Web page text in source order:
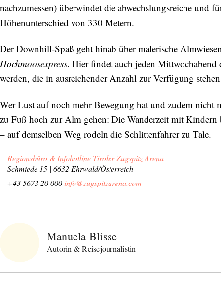
nachzumessen) überwindet die abwechslungsreiche und
Höhenunterschied von 330 Metern.
Der Downhill-Spaß geht hinab über malerische
Hochmoosexpress. Hier findet auch jeden Mittwochabend
werden, die in ausreichender Anzahl zur Verfügung
Wer Lust auf noch mehr Bewegung hat und zudem
zu Fuß hoch zur Alm gehen: Die Wanderzeit mit
– auf demselben Weg rodeln die Schlittenfahrer zu Tale.
Regionsbüro & Infohotline Tiroler Zugspitz Arena
Schmiede 15 | 6632 Ehrwald/Österreich
+43 5673 20 000 info@zugspitzarena.com
Manuela Blisse
Autorin & Reisejournalistin